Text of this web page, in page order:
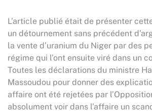
L’article publié était de présenter
un détournement sans précédent
la vente d’uranium du Niger par des
régime qui l’ont ensuite viré dans un
Toutes les déclarations du ministre
Massoudou pour donner des
affaire ont été rejetées par
absolument voir dans l’affaire un